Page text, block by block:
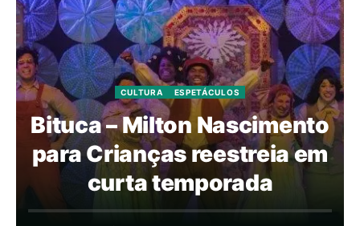
CULTURA ESPETÁCULOS
Bituca – Milton Nascimento
para Crianças reestreia em
curta temporada